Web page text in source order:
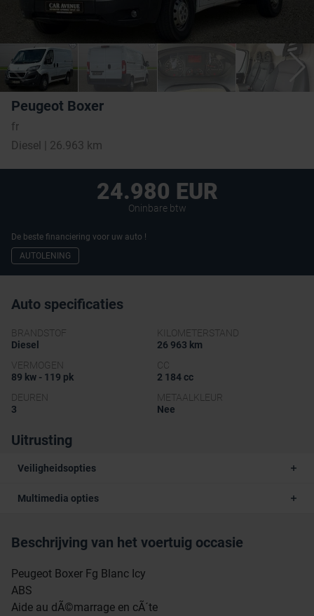
Peugeot Boxer
fr
Diesel | 26.963 km
24.980 EUR
Oninbare btw
De beste financiering voor uw auto !
AUTOLENING
Auto specificaties
BRANDSTOF
Diesel
KILOMETERSTAND
26 963 km
VERMOGEN
89 kw - 119 pk
CC
2 184 cc
DEUREN
3
METAALKLEUR
Nee
Uitrusting
Veiligheidsopties
Multimedia opties
Beschrijving van het voertuig occasie
Peugeot Boxer Fg Blanc Icy
ABS
Aide au dÃ©marrage en cÃ´te